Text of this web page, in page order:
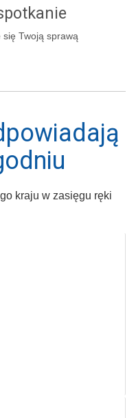
Twoją sprawą
kraju w zasięgu ręki